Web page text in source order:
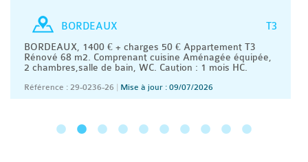
T3
BORDEAUX
BORDEAUX, 1400 € + charges 50 € Appartement T3
Rénové 68 m2. Comprenant cuisine Aménagée équipée,
2 chambres,salle de bain, WC. Caution : 1 mois HC.
Référence : 29-0236-26 Mise à jour : 09/07/2026